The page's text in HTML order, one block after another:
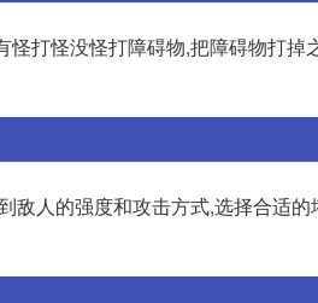
打怪没怪打障碍物,把障碍物打掉
人的强度和攻击方式,选择合适